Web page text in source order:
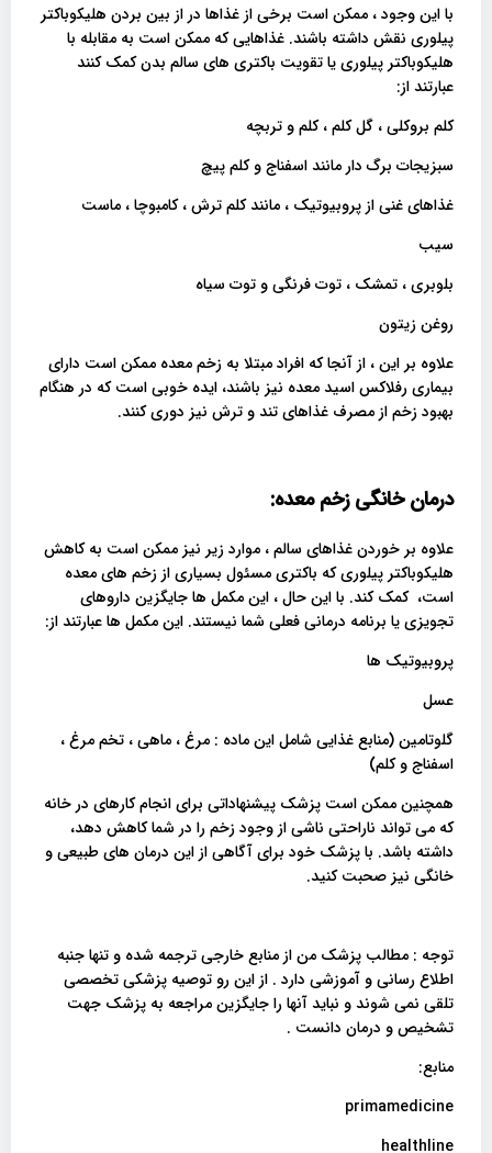
با این وجود ، ممکن است برخی از غذاها در از بین بردن هلیکوباکتر
پیلوری نقش داشته باشند. غذاهایی که ممکن است به مقابله با
هلیکوباکتر پیلوری یا تقویت باکتری های سالم بدن کمک کنند
عبارتند از:
کلم بروکلی ، گل کلم ، کلم و تربچه
سبزیجات برگ دار مانند اسفناج و کلم پیچ
غذاهای غنی از پروبیوتیک ، مانند کلم ترش ، کامبوچا ، ماست
سیب
بلوبری ، تمشک ، توت فرنگی و توت سیاه
روغن زیتون
علاوه بر این ، از آنجا که افراد مبتلا به زخم معده ممکن است دارای
بیماری رفلاکس اسید معده نیز باشند، ایده خوبی است که در هنگام
بهبود زخم از مصرف غذاهای تند و ترش نیز دوری کنند.
درمان خانگی زخم معده:
علاوه بر خوردن غذاهای سالم ، موارد زیر نیز ممکن است به کاهش
هلیکوباکتر پیلوری که باکتری مسئول بسیاری از زخم های معده
است، کمک کند. با این حال ، این مکمل ها جایگزین داروهای
تجویزی یا برنامه درمانی فعلی شما نیستند. این مکمل ها عبارتند از:
پروبیوتیک ها
عسل
گلوتامین (منابع غذایی شامل این ماده : مرغ ، ماهی ، تخم مرغ ،
اسفناج و کلم)
همچنین ممکن است پزشک پیشنهاداتی برای انجام کارهای در خانه
که می تواند ناراحتی ناشی از وجود زخم را در شما کاهش دهد،
داشته باشد. با پزشک خود برای آگاهی از این درمان های طبیعی و
خانگی نیز صحبت کنید.
توجه : مطالب پزشک من از منابع خارجی ترجمه شده و تنها جنبه
اطلاع رسانی و آموزشی دارد . از این رو توصیه پزشکی تخصصی
تلقی نمی شوند و نباید آنها را جایگزین مراجعه به پزشک جهت
تشخیص و درمان دانست .
منابع:
primamedicine
healthline